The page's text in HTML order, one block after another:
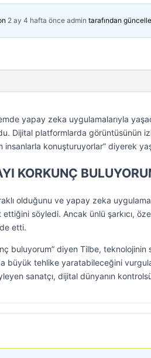
2 ay 4 hafta önce admin tarafından
yapay zeka uygulamalarıyla
Dijital platformlarda görüntüsünün
insanlarla konuşturuyorlar” diyerek
KORKUNÇ
olduğunu ve yapay zeka
ettiğini söyledi. Ancak ünlü şarkıcı,
etti.
buluyorum” diyen Tilbe,
büyük tehlike yaratabileceğini
sanatçı, dijital dünyanın